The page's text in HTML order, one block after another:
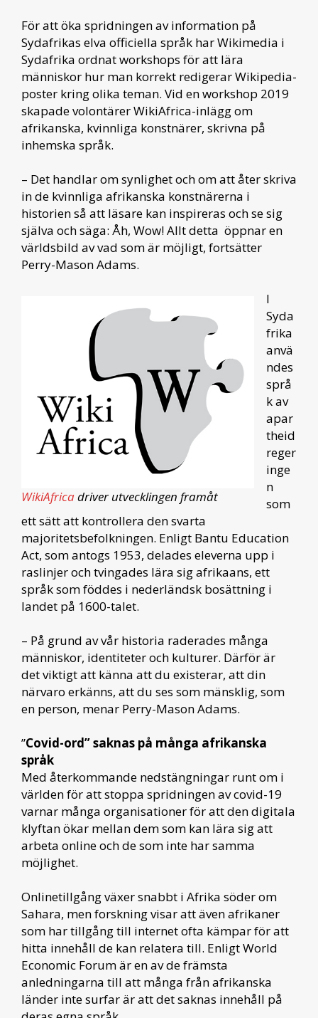
För att öka spridningen av information på
Sydafrikas elva officiella språk har Wikimedia i
Sydafrika ordnat workshops för att lära
människor hur man korrekt redigerar Wikipedia-
poster kring olika teman. Vid en workshop 2019
skapade volontärer WikiAfrica-inlägg om
afrikanska, kvinnliga konstnärer, skrivna på
inhemska språk.
– Det handlar om synlighet och om att åter skriva
in de kvinnliga afrikanska konstnärerna i
historien så att läsare kan inspireras och se sig
själva och säga: Åh, Wow! Allt detta öppnar en
världsbild av vad som är möjligt, fortsätter
Perry-Mason Adams.
WikiAfricadriver utvecklingen framåt
I
Syda
frika
anvä
ndes
språ
k av
apar
theid
reger
inge
n
som
ett sätt att kontrollera den svarta
majoritetsbefolkningen. Enligt Bantu Education
Act, som antogs 1953, delades eleverna upp i
raslinjer och tvingades lära sig afrikaans, ett
språk som föddes i nederländsk bosättning i
landet på 1600-talet.
– På grund av vår historia raderades många
människor, identiteter och kulturer. Därför är
det viktigt att känna att du existerar, att din
närvaro erkänns, att du ses som mänsklig, som
en person, menar Perry-Mason Adams.
”Covid-ord” saknas på många afrikanska
språk
Med återkommande nedstängningar runt om i
världen för att stoppa spridningen av covid-19
varnar många organisationer för att den digitala
klyftan ökar mellan dem som kan lära sig att
arbeta online och de som inte har samma
möjlighet.
Onlinetillgång växer snabbt i Afrika söder om
Sahara, men forskning visar att även afrikaner
som har tillgång till internet ofta kämpar för att
hitta innehåll de kan relatera till. Enligt World
Economic Forum är en av de främsta
anledningarna till att många från afrikanska
länder inte surfar är att det saknas innehåll på